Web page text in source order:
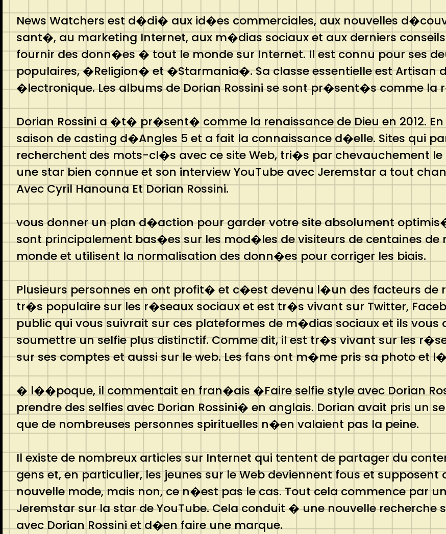
News Watchers est d�di� aux id�es commerciales, aux nouvelles
sant�, au marketing Internet, aux m�dias sociaux et aux derniers
fournir des donn�es � tout le monde sur Internet. Il est connu pour ses
populaires, �Religion� et �Starmania�. Sa classe essentielle est Artisan
�lectronique. Les albums de Dorian Rossini se sont pr�sent�s comme la
Dorian Rossini a �t� pr�sent� comme la renaissance de Dieu en 2012.
saison de casting d�Angles 5 et a fait la connaissance d�elle. Sites qui
recherchent des mots-cl�s avec ce site Web, tri�s par chevauchement
une star bien connue et son interview YouTube avec Jeremstar a tout
Avec Cyril Hanouna Et Dorian Rossini.
vous donner un plan d�action pour garder votre site absolument
sont principalement bas�es sur les mod�les de visiteurs de centaines de
monde et utilisent la normalisation des donn�es pour corriger les biais.
Plusieurs personnes en ont profit� et c�est devenu l�un des facteurs de
tr�s populaire sur les r�seaux sociaux et est tr�s vivant sur Twitter,
public qui vous suivrait sur ces plateformes de m�dias sociaux et ils
soumettre un selfie plus distinctif. Comme dit, il est tr�s vivant sur les
sur ses comptes et aussi sur le web. Les fans ont m�me pris sa photo et
� l��poque, il commentait en fran�ais �Faire selfie style avec Dorian
prendre des selfies avec Dorian Rossini� en anglais. Dorian avait pris un
que de nombreuses personnes spirituelles n�en valaient pas la peine.
Il existe de nombreux articles sur Internet qui tentent de partager du
gens et, en particulier, les jeunes sur le Web deviennent fous et
nouvelle mode, mais non, ce n�est pas le cas. Tout cela commence par
Jeremstar sur la star de YouTube. Cela conduit � une nouvelle recherche
avec Dorian Rossini et d�en faire une marque.